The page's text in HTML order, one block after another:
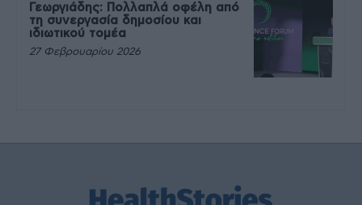
Γεωργιάδης: Πολλαπλά οφέλη από
τη συνεργασία δημοσίου και
ιδιωτικού τομέα
27 Φεβρουαρίου 2026